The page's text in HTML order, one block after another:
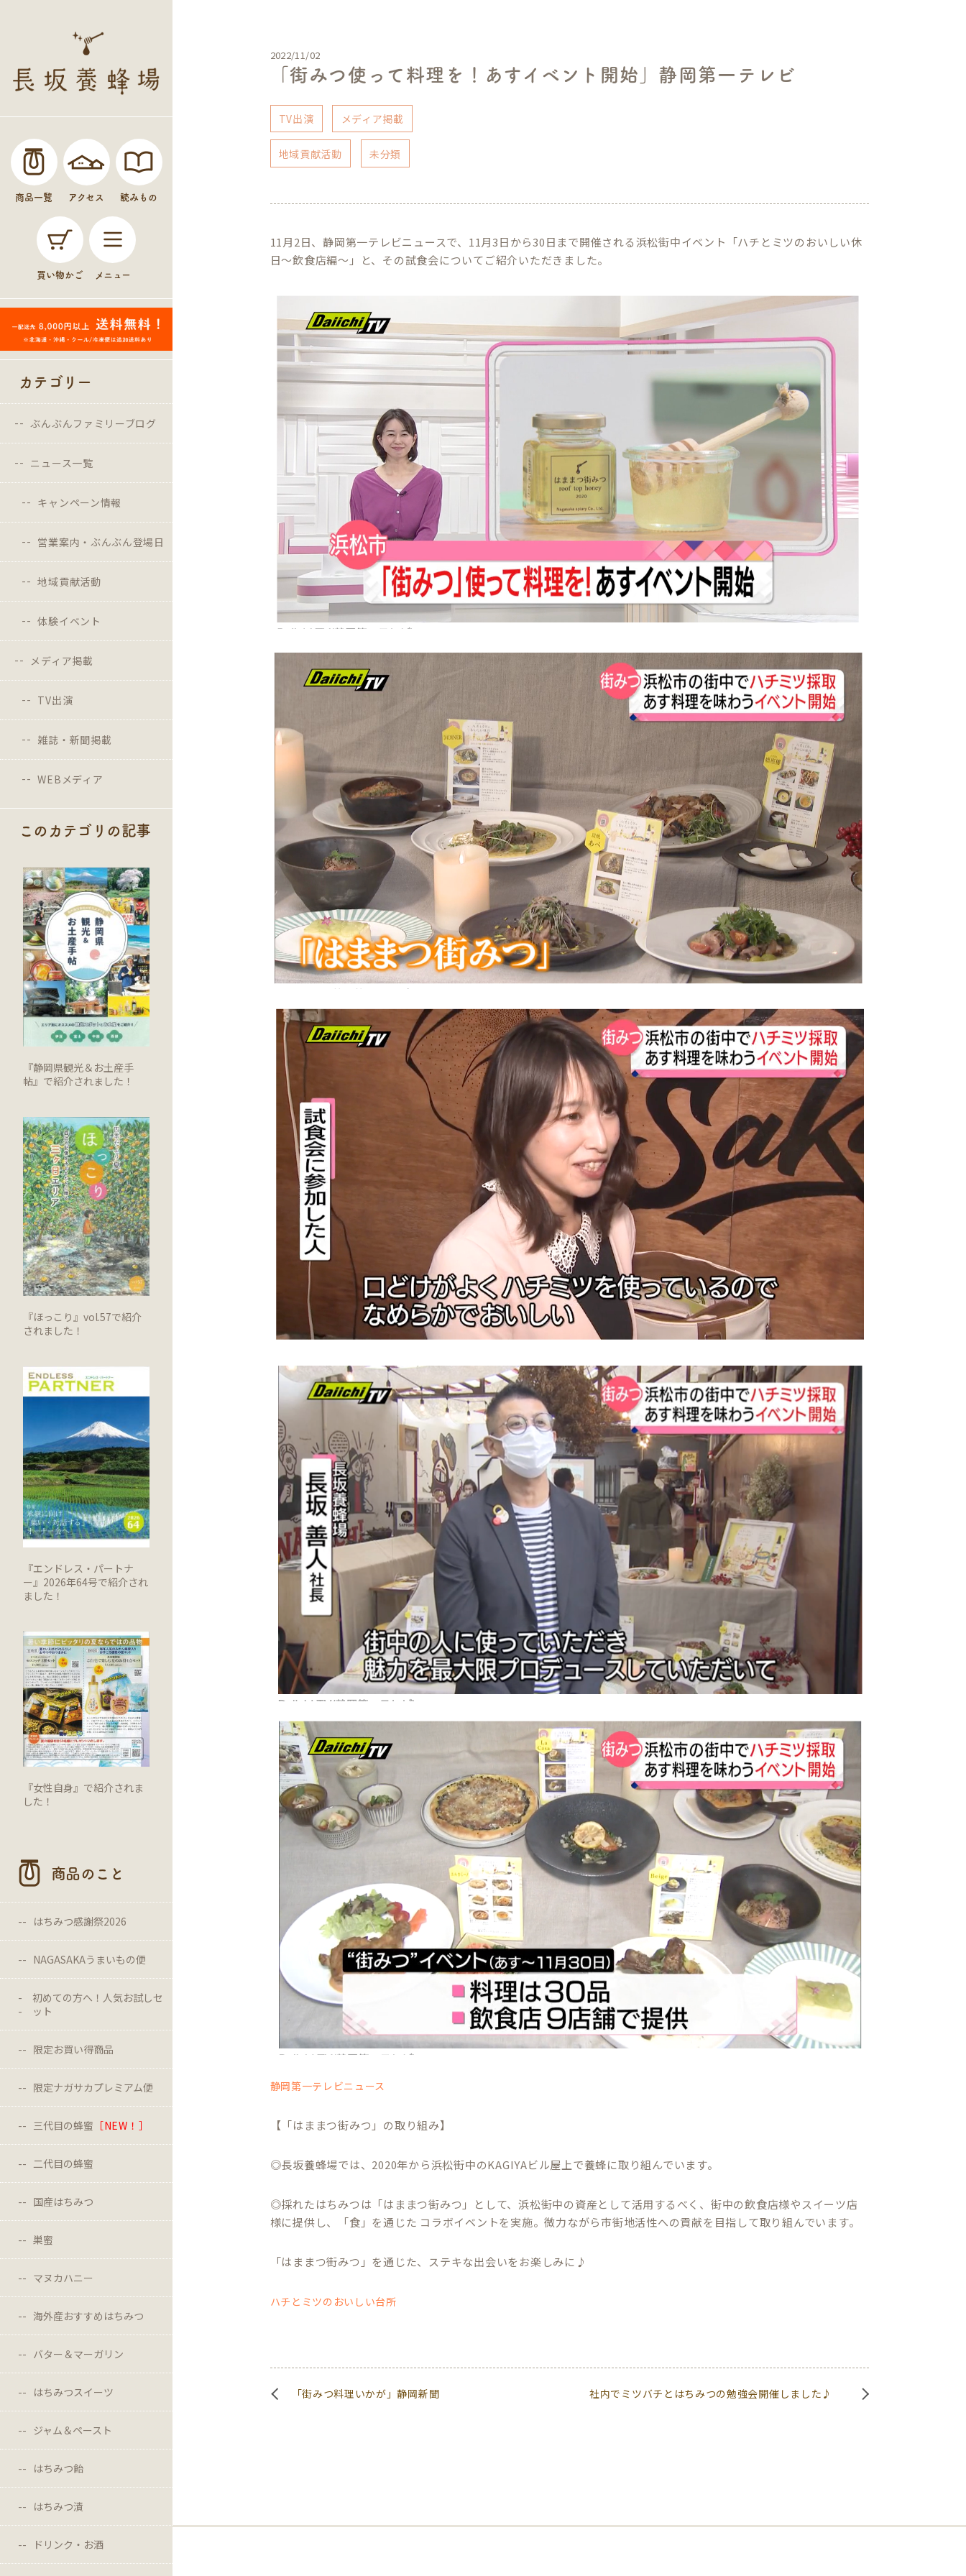
商品一覧 アクセス 読みもの
買い物かご メニュー
カテゴリー
ぶんぶんファミリーブログ
ニュース一覧
キャンペーン情報
営業案内・ぶんぶん登場日
地域貢献活動
体験イベント
メディア掲載
TV出演
雑誌・新聞掲載
WEBメディア
このカテゴリの記事
『静岡県観光＆お土産手
帖』で紹介されました！
『ほっこり』vol.57で紹介
されました！
『エンドレス・パートナ
ー』2026年64号で紹介され
ました！
『女性自身』で紹介されま
した！
商品のこと
はちみつ感謝祭2026
NAGASAKAうまいもの便
初めての方へ！人気お試しセ
ット
限定お買い得商品
限定ナガサカプレミアム便
三代目の蜂蜜 ［NEW！］
二代目の蜂蜜
国産はちみつ
巣蜜
マヌカハニー
海外産おすすめはちみつ
バター＆マーガリン
はちみつスイーツ
ジャム＆ペースト
はちみつ飴
はちみつ漬
ドリンク・お酒
2022/11/02
「街みつ使って料理を！あすイベント開始」静岡第一テレビ
TV出演 メディア掲載
地域貢献活動 未分類
11月2日、静岡第一テレビニュースで、11月3日から30日まで開催される浜松街中イベント「ハチとミツのおいしい休
日〜飲食店編〜」と、その試食会についてご紹介いただきました。
静岡第一テレビニュース
【「はままつ街みつ」の取り組み】
◎長坂養蜂場では、2020年から浜松街中のKAGIYAビル屋上で養蜂に取り組んでいます。
◎採れたはちみつは「はままつ街みつ」として、浜松街中の資産として活用するべく、街中の飲食店様やスイーツ店
様に提供し、「食」を通じた コラボイベントを実施。微力ながら市街地活性への貢献を目指して取り組んでいます。
「はままつ街みつ」を通じた、ステキな出会いをお楽しみに♪
ハチとミツのおいしい台所
「街みつ料理いかが」静岡新聞 社内でミツバチとはちみつの勉強会開催しました♪